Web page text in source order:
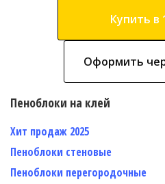
Купить в
Оформить
Пеноблоки на клей
Хит продаж 2025
Пеноблоки стеновые
Пеноблоки перегородочные